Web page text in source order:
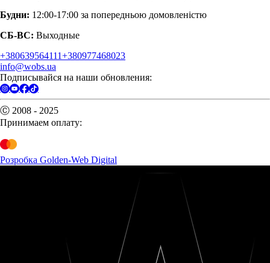
Будни: 12:00-17:00 за попередньою домовленістю
СБ-ВС: Выходные
+380639564111+380977468023
info@wobs.ua
Подписывайся на наши обновления:
Ⓒ 2008 - 2025
Принимаем оплату:
Розробка Golden-Web Digital